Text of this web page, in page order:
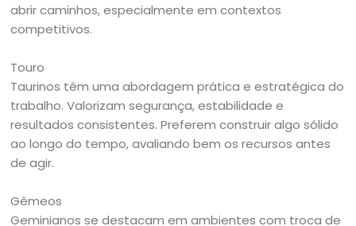
abrir caminhos, especialmente em contextos
competitivos.
Touro
Taurinos têm uma abordagem prática e estratégica do
trabalho. Valorizam segurança, estabilidade e
resultados consistentes. Preferem construir algo sólido
ao longo do tempo, avaliando bem os recursos antes
de agir.
Gêmeos
Geminianos se destacam em ambientes com troca de